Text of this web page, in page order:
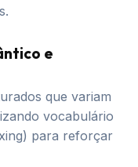
e
que variam
vocabulário
para reforçar